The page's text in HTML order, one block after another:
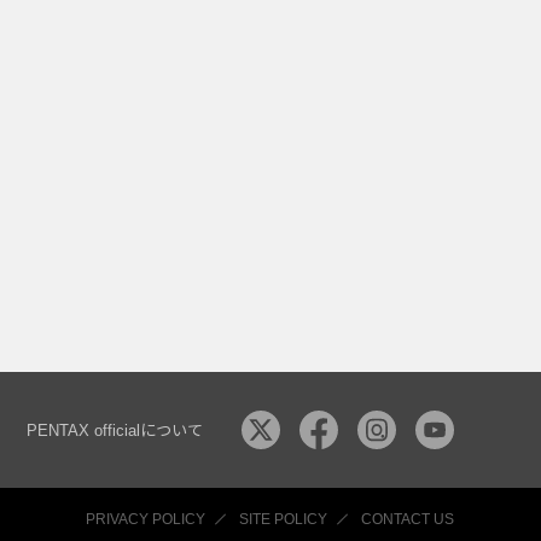
PENTAX officialについて
PRIVACY POLICY SITE POLICY CONTACT US